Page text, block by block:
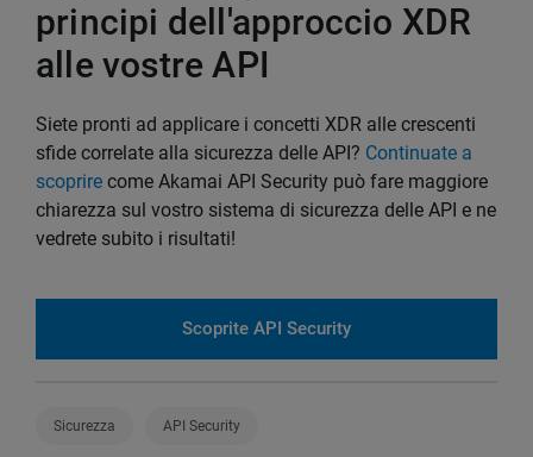
principi dell'approccio XDR
alle vostre API
Siete pronti ad applicare i concetti XDR alle crescenti
sfide correlate alla sicurezza delle API? Continuate a
scoprire come Akamai API Security può fare maggiore
chiarezza sul vostro sistema di sicurezza delle API e ne
vedrete subito i risultati!
Scoprite API Security
Sicurezza API Security